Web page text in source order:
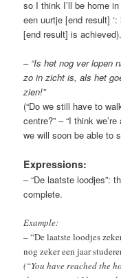
so I think I’ll be home
een uurtje [end result]
[end result] is
– “Is het nog ver lopen
zo in zicht is, als het
zien!”
(“Do we still have to
centre?” – “I think
we will soon be able to
Expressions:
– “De laatste loodjes”:
complete.
Example:
–“De laatste loodjes
nog zeker een jaar
(“You have reached the